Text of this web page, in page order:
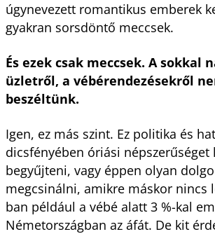
úgynevezett romantikus emberek
gyakran sorsdöntő meccsek.
És ezek csak meccsek. A sokkal
üzletről, a vébérendezésekről
beszéltünk.
Igen, ez más szint. Ez politika és
dicsfényében óriási népszerűséget
begyűjteni, vagy éppen olyan
megcsinálni, amikre máskor nincs
ban például a vébé alatt 3 %-kal
Németországban az áfát. De kit